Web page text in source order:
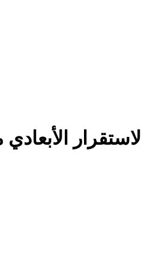
الاستقرار